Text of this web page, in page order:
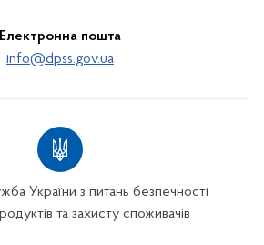
Електронна пошта
info@dpss.gov.ua
України з питань безпечності
та захисту споживачів